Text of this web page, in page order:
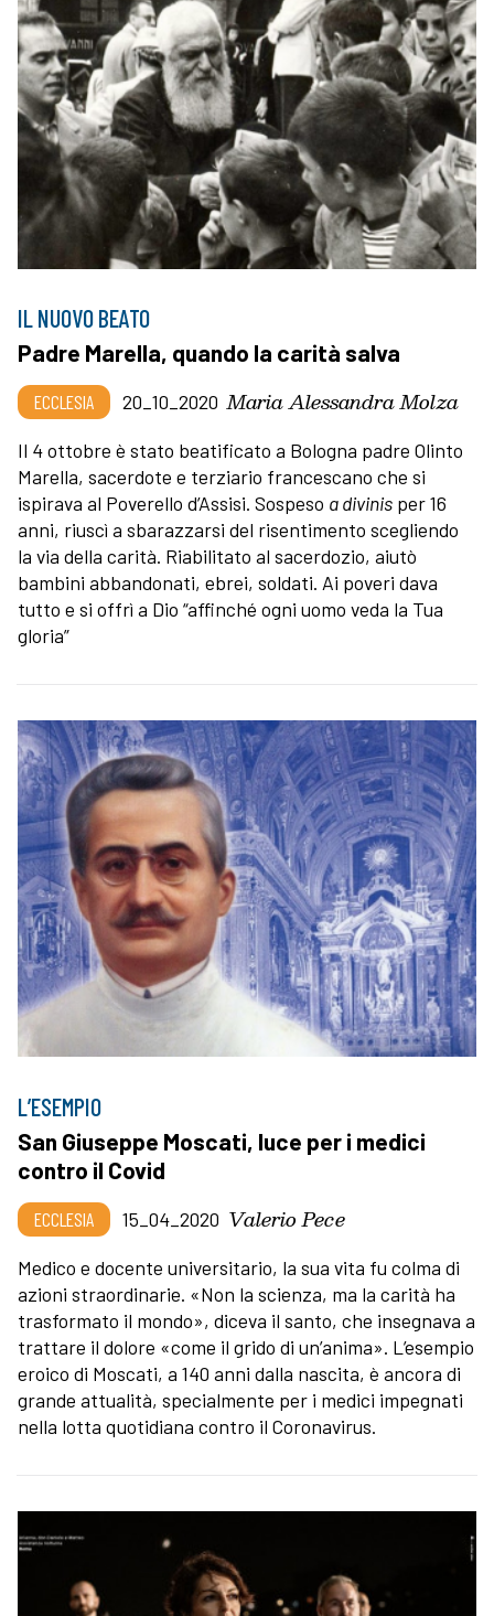
IL NUOVO BEATO
Padre Marella, quando la carità salva
ECCLESIA 20_10_2020 Maria Alessandra Molza
Il 4 ottobre è stato beatificato a Bologna padre Olinto
Marella, sacerdote e terziario francescano che si
ispirava al Poverello d’Assisi. Sospeso a divinis per 16
anni, riuscì a sbarazzarsi del risentimento scegliendo
la via della carità. Riabilitato al sacerdozio, aiutò
bambini abbandonati, ebrei, soldati. Ai poveri dava
tutto e si offrì a Dio “affinché ogni uomo veda la Tua
gloria”
L’ESEMPIO
San Giuseppe Moscati, luce per i medici
contro il Covid
ECCLESIA 15_04_2020 Valerio Pece
Medico e docente universitario, la sua vita fu colma di
azioni straordinarie. «Non la scienza, ma la carità ha
trasformato il mondo», diceva il santo, che insegnava a
trattare il dolore «come il grido di un’anima». L’esempio
eroico di Moscati, a 140 anni dalla nascita, è ancora di
grande attualità, specialmente per i medici impegnati
nella lotta quotidiana contro il Coronavirus.